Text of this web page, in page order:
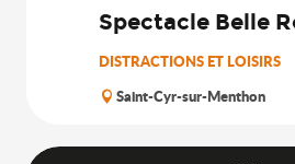
Spectacle Belle
DISTRACTIONS ET LOISIRS
Saint-Cyr-sur-Menthon